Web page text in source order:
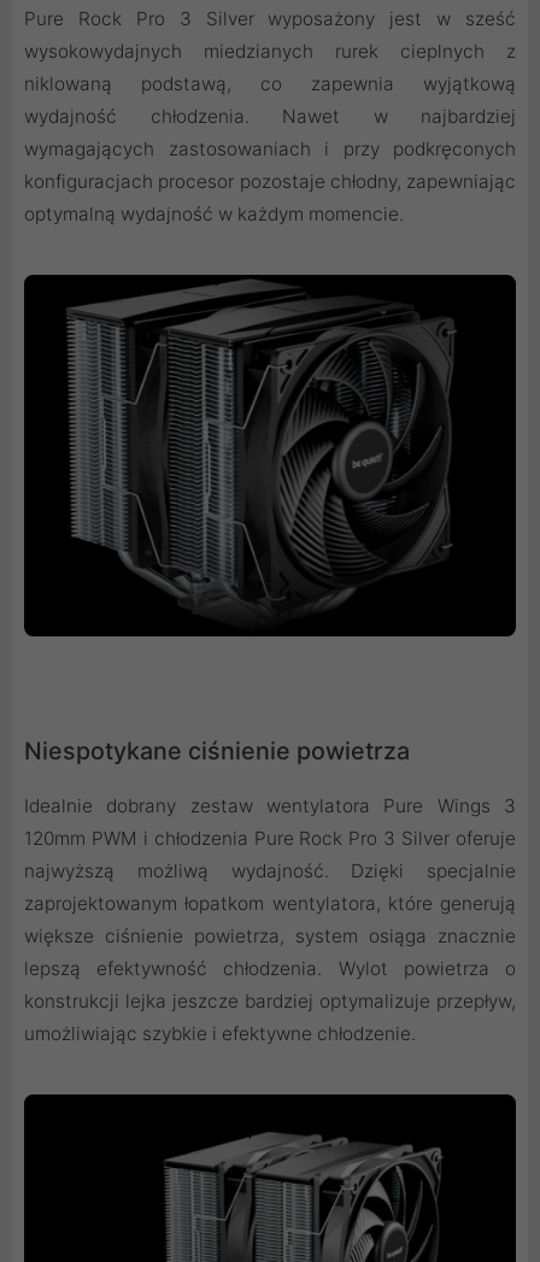
Pure Rock Pro 3 Silver wyposażony jest w sześć
wysokowydajnych miedzianych rurek cieplnych z
niklowaną podstawą, co zapewnia wyjątkową
wydajność chłodzenia. Nawet w najbardziej
wymagających zastosowaniach i przy podkręconych
konfiguracjach procesor pozostaje chłodny, zapewniając
optymalną wydajność w każdym momencie.
Niespotykane ciśnienie powietrza
Idealnie dobrany zestaw wentylatora Pure Wings 3
120mm PWM i chłodzenia Pure Rock Pro 3 Silver oferuje
najwyższą możliwą wydajność. Dzięki specjalnie
zaprojektowanym łopatkom wentylatora, które generują
większe ciśnienie powietrza, system osiąga znacznie
lepszą efektywność chłodzenia. Wylot powietrza o
konstrukcji lejka jeszcze bardziej optymalizuje przepływ,
umożliwiając szybkie i efektywne chłodzenie.